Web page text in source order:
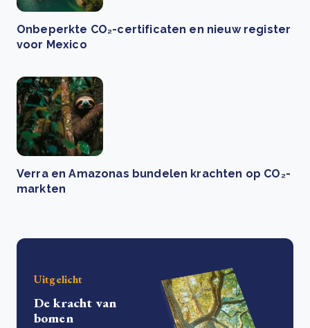
Onbeperkte CO₂-certificaten en nieuw register
voor Mexico
Verra en Amazonas bundelen krachten op CO₂-
markten
Uitgelicht
De kracht van
bomen